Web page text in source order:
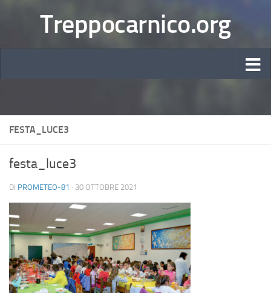
Treppocarnico.org
FESTA_LUCE3
festa_luce3
DI PROMETEO-81 · 30 OTTOBRE 2021